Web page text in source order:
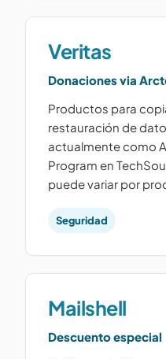
Veritas
Donaciones via
Productos para
restauración de
actualmente como
Program en
puede variar por
Seguridad
Mailshell
Descuento especial